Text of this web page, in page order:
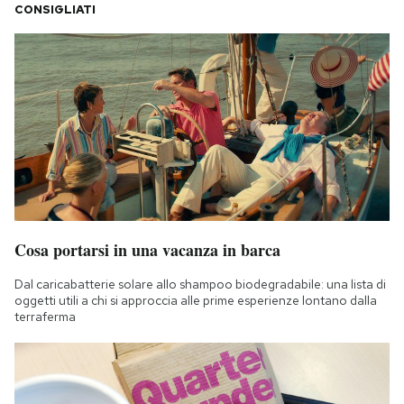
CONSIGLIATI
Cosa portarsi in una vacanza in barca
Dal caricabatterie solare allo shampoo biodegradabile: una lista di
oggetti utili a chi si approccia alle prime esperienze lontano dalla
terraferma